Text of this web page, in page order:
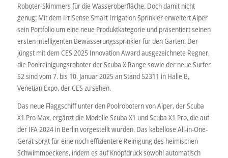
Roboter-Skimmers für die Wasseroberfläche. Doch damit nicht
genug: Mit dem IrriSense Smart Irrigation Sprinkler erweitert Aiper
sein Portfolio um eine neue Produktkategorie und präsentiert seinen
ersten intelligenten Bewässerungssprinkler für den Garten. Der
jüngst mit dem CES 2025 Innovation Award ausgezeichnete Regner,
die Poolreinigungsroboter der Scuba X Range sowie der neue Surfer
S2 sind vom 7. bis 10. Januar 2025 an Stand 52311 in Halle B,
Venetian Expo, der CES zu sehen.
Das neue Flaggschiff unter den Poolrobotern von Aiper, der Scuba
X1 Pro Max, ergänzt die Modelle Scuba X1 und Scuba X1 Pro, die auf
der IFA 2024 in Berlin vorgestellt wurden. Das kabellose All-in-One-
Gerät sorgt für eine noch effizientere Reinigung des heimischen
Schwimmbeckens, indem es auf Knopfdruck sowohl automatisch